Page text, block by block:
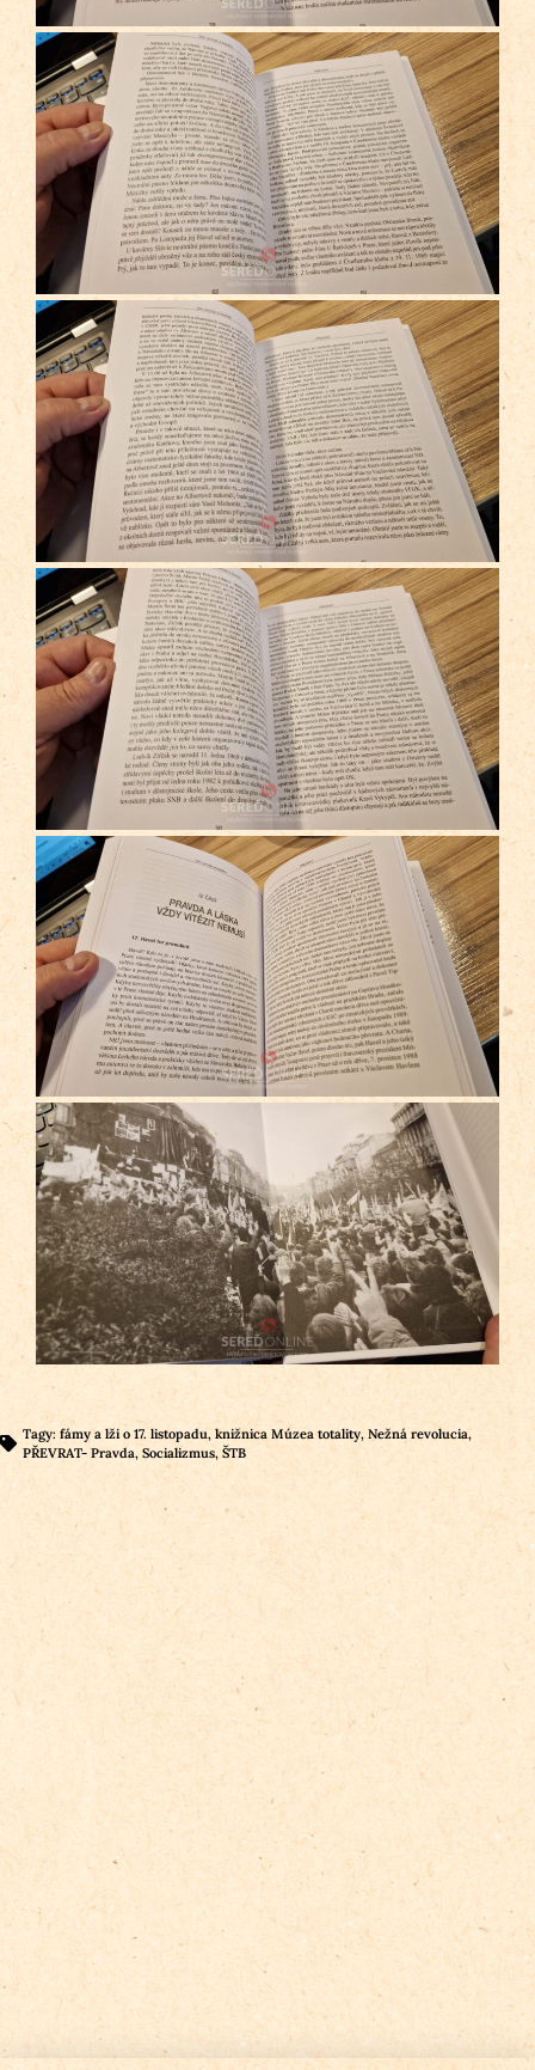
Tagy: fámy a lži o 17. listopadu, knižnica Múzea totality, Nežná revolucia,
PŘEVRAT- Pravda, Socializmus, ŠTB